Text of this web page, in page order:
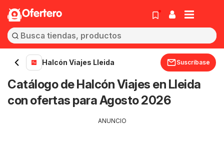
Ofertero
Halcón Viajes Lleida Suscríbase
Catálogo de Halcón Viajes en Lleida
con ofertas para Agosto 2026
ANUNCIO